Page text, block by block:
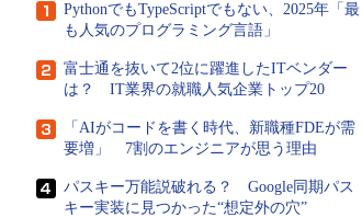
PythonでもTypeScriptでもない、2025年「最
も人気のプログラミング言語」
富士通を抜いて2位に躍進したITベンダー
は？ IT業界の就職人気企業トップ20
「AIがコードを書く時代、新職種FDEが需
要増」 7割のエンジニアが思う理由
パスキー万能説破れる？ Google同期パス
キー実装に見つかった“想定外の穴”